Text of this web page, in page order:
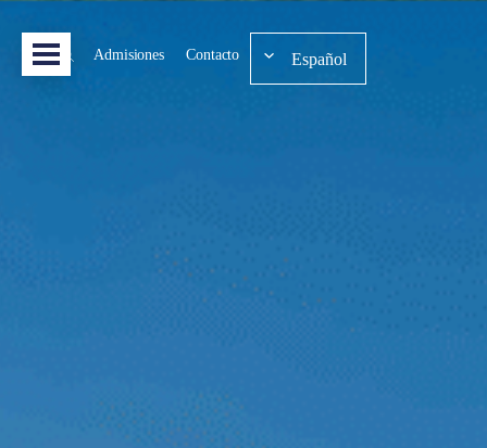
Admisiones Contacto Español